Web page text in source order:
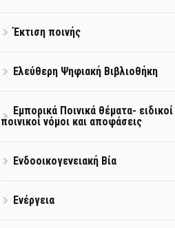
Έκτιση ποινής
Ελεύθερη Ψηφιακή Βιβλιοθήκη
Εμπορικά Ποινικά θέματα- ειδικοί
ποινικοί νόμοι και αποφάσεις
Ενδοοικογενειακή Βία
Ενέργεια